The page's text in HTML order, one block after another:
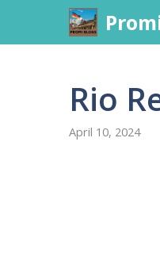
content
Rio
April 10, 2024